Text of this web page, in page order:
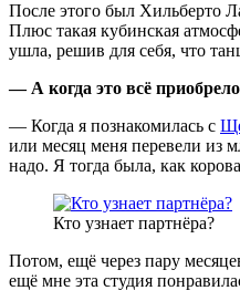
После этого был Хильберто
Плюс такая кубинская
ушла, решив для себя, что
— А когда это всё
— Когда я познакомилась с
или месяц меня перевели из
надо. Я тогда была, как
Кто узнает партнёра?
Потом, ещё через пару
ещё мне эта студия